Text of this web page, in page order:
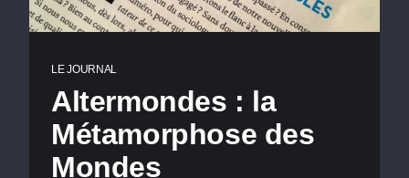
LE JOURNAL
Altermondes : la
Métamorphose des
Mondes